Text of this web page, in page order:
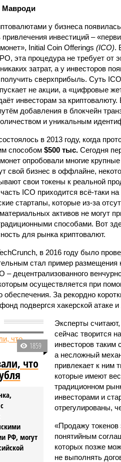
Мавроди
у бизнеса
инвестиций –
Initial Coin Offerings (ICO).
эта процедура не требует от
затрат, а у инвесторов
получить сверхприбыль. Суть
не акции, а «цифровые
инвесторам за криптовалюту.
добавления в блокчейн
и уникальным
в 2013 году, когда
способом $500 тыс.Сегодня
опробовали многие
свой бизнес в оффлайне,
свои токены к реальной
ICO приходится всё-таки на
стартапы, которые из-за
активов не могут
способами. Вот
для рынка криптовалют.
в 2016 году было
стал пример размещения
– децентрализованного
осуществляется при
обеспечения. За рекордно
подвергся хакерской атаке
1859
что
РФ, могут
Эксперты
сейчас творится
инвесторов таким
а несложный
привлекает к ним
которые имеют
традиционном
инвесторами и
отрегулированы,
«Продажу токенов
понятийным
которых позже
не выполнять